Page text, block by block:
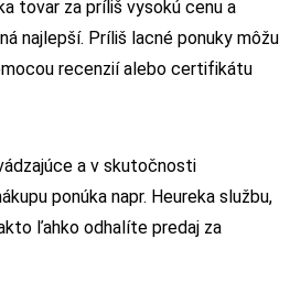
tovar za príliš vysokú cenu a
najlepší. Príliš lacné ponuky môžu
recenzií alebo certifikátu
a v skutočnosti
ponúka napr. Heureka službu,
ľahko odhalíte predaj za